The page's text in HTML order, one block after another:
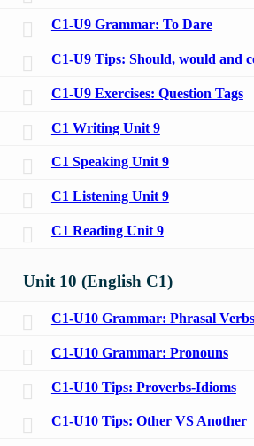
C1-U9 Grammar: To Dare
C1-U9 Tips: Should, would and
C1-U9 Exercises: Question Tags
C1 Writing Unit 9
C1 Speaking Unit 9
C1 Listening Unit 9
C1 Reading Unit 9
Unit 10 (English C1)
C1-U10 Grammar: Phrasal Verbs
C1-U10 Grammar: Pronouns
C1-U10 Tips: Proverbs-Idioms
C1-U10 Tips: Other VS Another